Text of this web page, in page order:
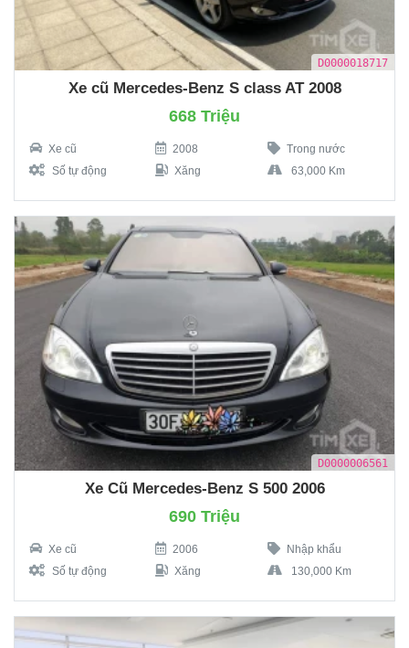
D0000018717
Xe cũ Mercedes-Benz S class AT 2008
668 Triệu
Xe cũ 2008
Trong nước
Số tự động
Xăng 63,000 Km
D0000006561
Xe Cũ Mercedes-Benz S 500 2006
690 Triệu
Xe cũ 2006
Nhập khẩu
Số tự động
Xăng 130,000 Km